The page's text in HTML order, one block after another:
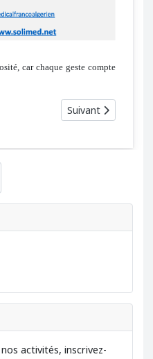
car chaque geste compte
international sur l'autisme,
Article suivant :
Suivant
activités, inscrivez-